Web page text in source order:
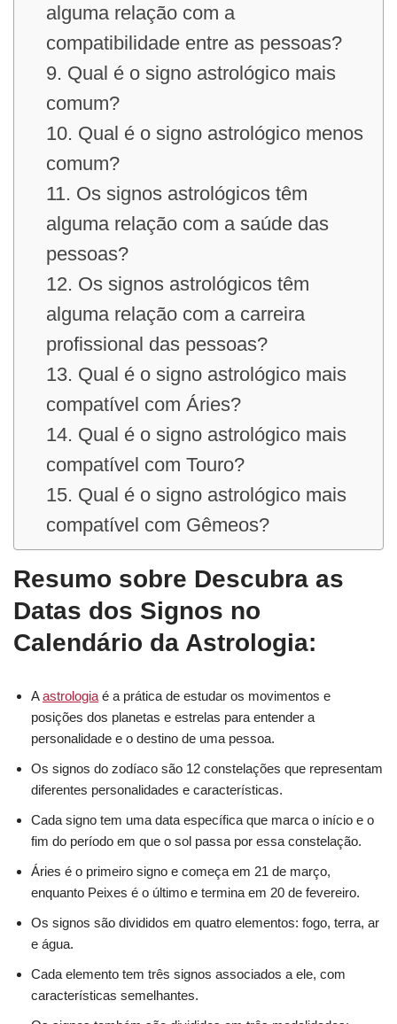
alguma relação com a
compatibilidade entre as pessoas?
9. Qual é o signo astrológico mais
comum?
10. Qual é o signo astrológico menos
comum?
11. Os signos astrológicos têm
alguma relação com a saúde das
pessoas?
12. Os signos astrológicos têm
alguma relação com a carreira
profissional das pessoas?
13. Qual é o signo astrológico mais
compatível com Áries?
14. Qual é o signo astrológico mais
compatível com Touro?
15. Qual é o signo astrológico mais
compatível com Gêmeos?
Resumo sobre Descubra as
Datas dos Signos no
Calendário da Astrologia:
Aastrologia é a prática de estudar os movimentos e
posições dos planetas e estrelas para entender a
personalidade e o destino de uma pessoa.
Os signos do zodíaco são 12 constelações que representam
diferentes personalidades e características.
Cada signo tem uma data específica que marca o início e o
fim do período em que o sol passa por essa constelação.
Áries é o primeiro signo e começa em 21 de março,
enquanto Peixes é o último e termina em 20 de fevereiro.
Os signos são divididos em quatro elementos: fogo, terra, ar
e água.
Cada elemento tem três signos associados a ele, com
características semelhantes.